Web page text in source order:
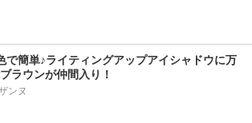
で簡単♪ライティングアップアイシャドウに万
ラウンが仲間入り！
ンヌ